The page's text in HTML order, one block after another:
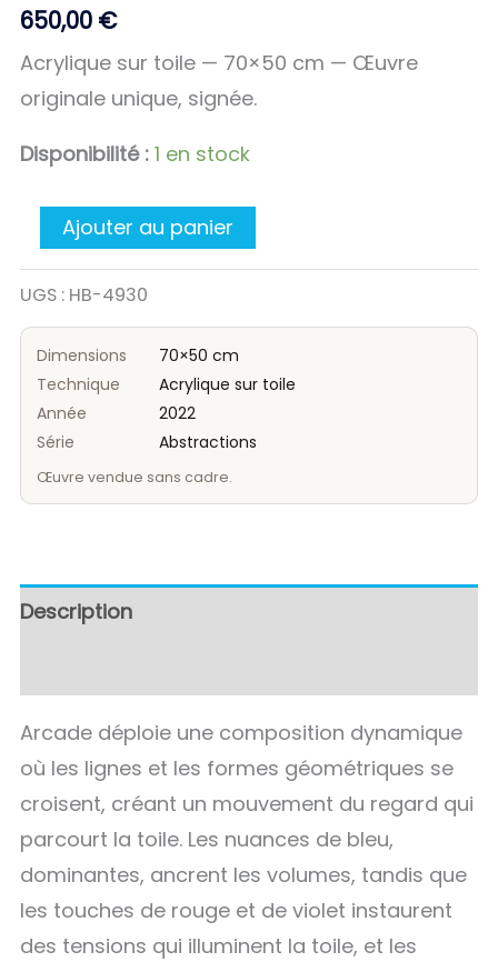
650,00 €
Acrylique sur toile — 70×50 cm — Œuvre
originale unique, signée.
Disponibilité : 1 en stock
Ajouter au panier
UGS : HB-4930
Dimensions
70×50 cm
Technique
Acrylique sur toile
Année
2022
Série
Abstractions
Œuvre vendue sans cadre.
Description
Arcade déploie une composition dynamique
où les lignes et les formes géométriques se
croisent, créant un mouvement du regard qui
parcourt la toile. Les nuances de bleu,
dominantes, ancrent les volumes, tandis que
les touches de rouge et de violet instaurent
des tensions qui illuminent la toile, et les